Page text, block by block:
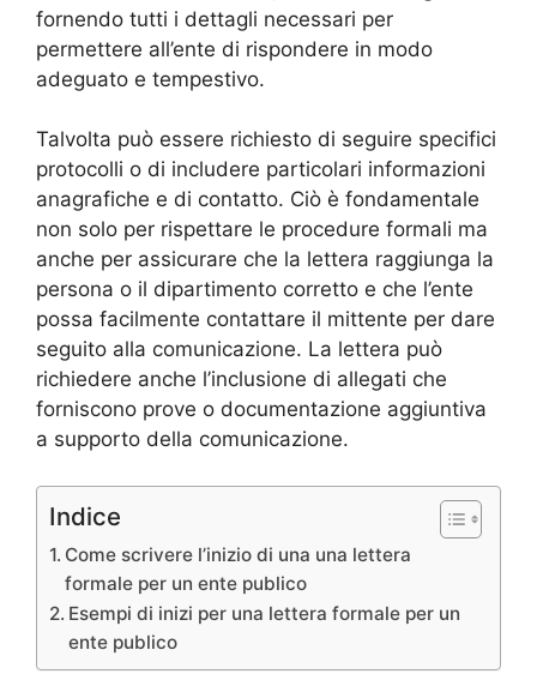
fornendo tutti i dettagli necessari per
permettere all’ente di rispondere in modo
adeguato e tempestivo.
Talvolta può essere richiesto di seguire specifici
protocolli o di includere particolari informazioni
anagrafiche e di contatto. Ciò è fondamentale
non solo per rispettare le procedure formali ma
anche per assicurare che la lettera raggiunga la
persona o il dipartimento corretto e che l’ente
possa facilmente contattare il mittente per dare
seguito alla comunicazione. La lettera può
richiedere anche l’inclusione di allegati che
forniscono prove o documentazione aggiuntiva
a supporto della comunicazione.
Indice
Come scrivere l’inizio di una una lettera
formale per un ente publico
Esempi di inizi per una lettera formale per un
ente publico